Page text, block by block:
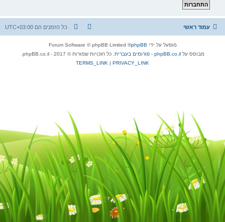
עמוד ראשי כל הזמנים הם UTC+03:00
מופעל על ידי phpBB
® Forum Software © phpBB Limited
מבוסס עלphpBB.co.il - פורומים בעברית
. כל הזכויות שמורות © 2017 - phpBB.co.il.
PRIVACY_LINK
|
TERMS_LINK